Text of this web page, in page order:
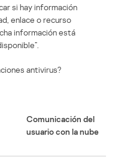
si hay información
enlace o recurso
información está
antivirus?
Comunicación del
usuario con la nube